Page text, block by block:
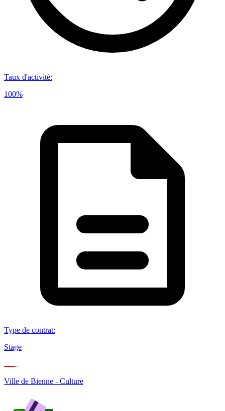
Taux d'activité:
100%
Type de contrat:
Stage
Ville de Bienne - Culture